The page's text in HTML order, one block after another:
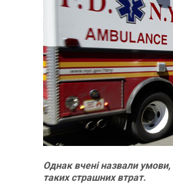
Однак вчені назвали
таких страшних втрат.